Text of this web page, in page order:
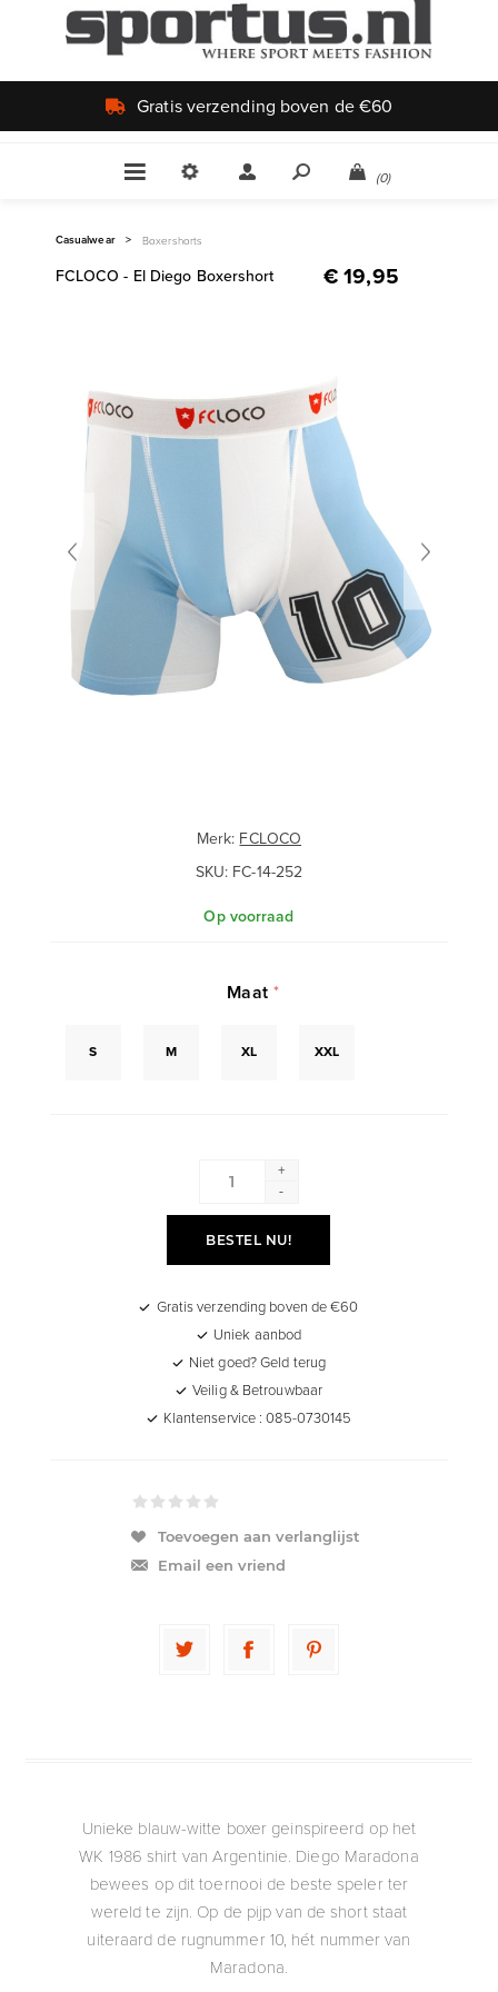
Uniek aanbod
(0)
Casualwear > Boxershorts
FCLOCO - El Diego Boxershort € 19,95
Merk: FCLOCO
SKU: FC-14-252
Op voorraad
Maat*
S M XL XXL
+
-
BESTEL NU!
Gratis verzending boven de €60
Uniek aanbod
Niet goed? Geld terug
Veilig & Betrouwbaar
Klantenservice : 085-0730145
Toevoegen aan verlanglijst
Email een vriend
Unieke blauw-witte boxer geinspireerd op het
WK 1986 shirt van Argentinie. Diego Maradona
bewees op dit toernooi de beste speler ter
wereld te zijn. Op de pijp van de short staat
uiteraard de rugnummer 10, hét nummer van
Maradona.